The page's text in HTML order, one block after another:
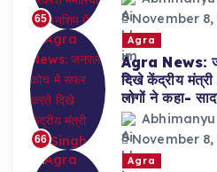
65
November 8,
66
Agra
Agra News:
दिखे केंद्रीय
लोगों ने कहा-
November 8,
Agra